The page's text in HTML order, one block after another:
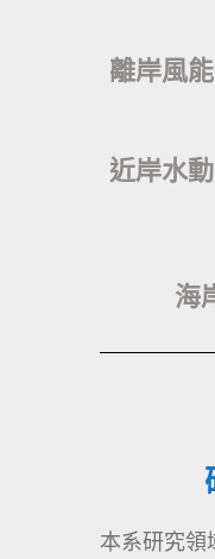
離岸風
近岸水
海
本系研究領